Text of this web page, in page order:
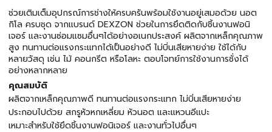
ช่วยเติมเต็มอุปกรณ์การช่างให้ครบครันพร้อมใช้งานอยู่เสมอด้วย นอต
กิโล ครบชุด จากแบรนด์ DEXZON ช่วยในการยึดติดกับชิ้นงานฟอนิ
เจอร์ และงานซ่อมแซมอื่นๆได้อย่างอเนกประสงค์ ผลิตจากเหล็กคุณภาพ
สูง ทนทานต่อแรงกระแทกได้เป็นอย่างดี ไม่บิ่นเสียหายง่าย ใช้ได้กับ
หลายวัสดุ เช่น ไม้ คอนกรีต หรือโลหะ ตอบโจทย์การใช้งานการชั่งได้
อย่างหลากหลาย
คุณสมบัติ
ผลิตจากเหล็กคุณภาพดี ทนทานต่อแรงกระแทก ไม่บิ่นเสียหายง่าย
ประกอบไปด้วย สกรูหัวหกเหลี่ยม หัวนอต และแหวนอีแปะ
เหมาะสำหรับใช้ยึดชิ้นงานฟอนิเจอร์ และงานทั่วไปอื่นๆ